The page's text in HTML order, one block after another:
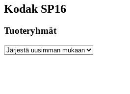
Kodak SP16
Tuoteryhmät